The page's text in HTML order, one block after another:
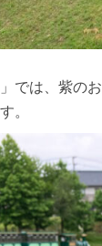
」では、紫の
。